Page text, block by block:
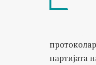
партијата